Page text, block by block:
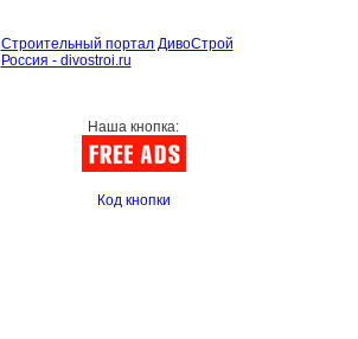
Строительный портал ДивоСтрой
Россия - divostroi.ru
Наша кнопка:
Код кнопки